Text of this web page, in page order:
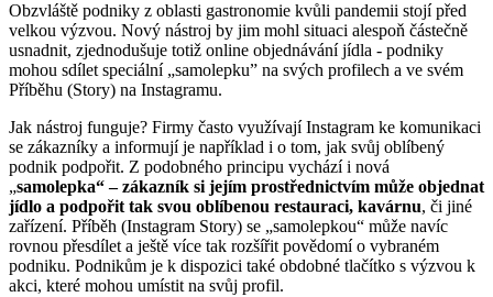
Obzvláště podniky z oblasti gastronomie kvůli pandemii stojí před
velkou výzvou. Nový nástroj by jim mohl situaci alespoň částečně
usnadnit, zjednodušuje totiž online objednávání jídla - podniky
mohou sdílet speciální „samolepku” na svých profilech a ve svém
Příběhu (Story) na Instagramu.
Jak nástroj funguje? Firmy často využívají Instagram ke komunikaci
se zákazníky a informují je například i o tom, jak svůj oblíbený
podnik podpořit. Z podobného principu vychází i nová
„samolepka“ – zákazník si jejím prostřednictvím může objednat
jídlo a podpořit tak svou oblíbenou restauraci, kavárnu, či jiné
zařízení. Příběh (Instagram Story) se „samolepkou“ může navíc
rovnou přesdílet a ještě více tak rozšířit povědomí o vybraném
podniku. Podnikům je k dispozici také obdobné tlačítko s výzvou k
akci, které mohou umístit na svůj profil.